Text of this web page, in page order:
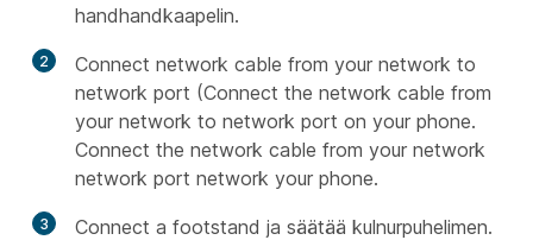
handhandkaapelin.
2
Connect network cable from your network to
network port (Connect the network cable from
your network to network port on your phone.
Connect the network cable from your network
network port network your phone.
3
Connect a footstand ja säätää kulnurpuhelimen.